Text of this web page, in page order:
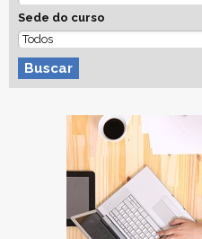
Sede do curso
Buscar